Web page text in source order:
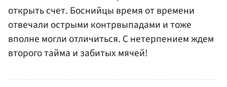
открыть счет. Боснийцы время от времени
отвечали острыми контрвыпадами и тоже
вполне могли отличиться. С нетерпением ждем
второго тайма и забитых мячей!